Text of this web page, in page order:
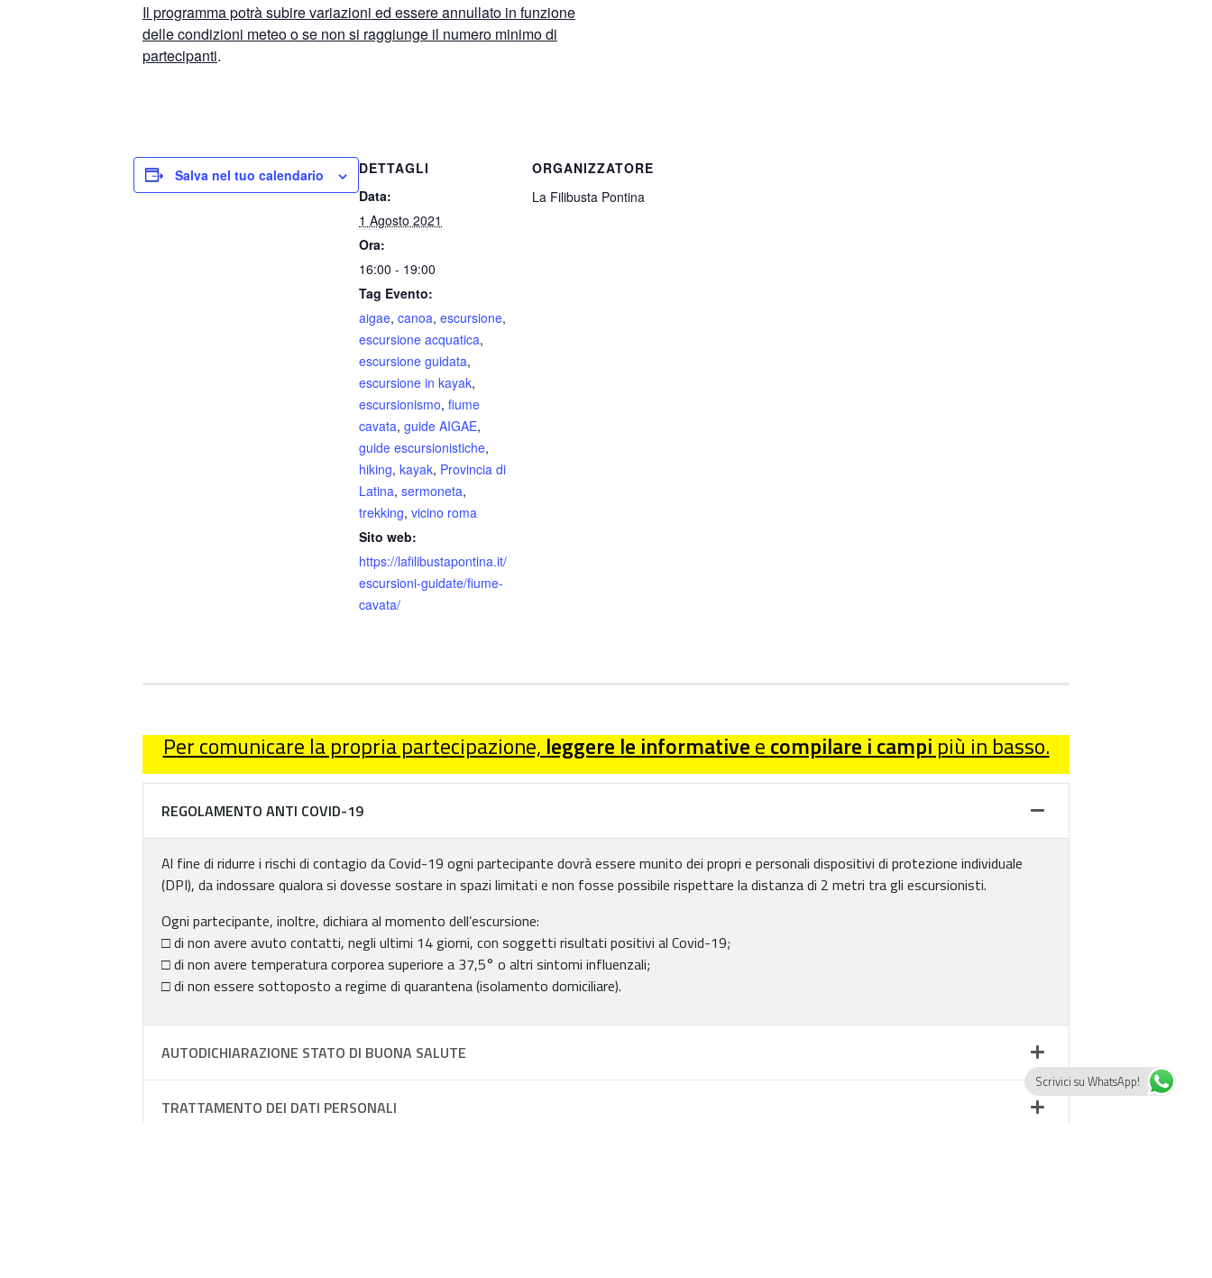
Il programma potrà subire variazioni ed essere annullato in funzione
delle condizioni meteo o se non si raggiunge il numero minimo di
partecipanti.
Salva nel tuo calendario
DETTAGLI
Data:
1 Agosto 2021
Ora:
16:00 - 19:00
Tag Evento:
aigae, canoa, escursione,
escursione acquatica,
escursione guidata,
escursione in kayak,
escursionismo, fiume
cavata, guide AIGAE,
guide escursionistiche,
hiking, kayak, Provincia di
Latina, sermoneta,
trekking, vicino roma
Sito web:
https://lafilibustapontina.it/
escursioni-guidate/fiume-
cavata/
ORGANIZZATORE
La Filibusta Pontina
Per comunicare la propria partecipazione,leggere le informativeecompilare i campipiù in basso.
REGOLAMENTO ANTI COVID-19
Al fine di ridurre i rischi di contagio da Covid-19 ogni partecipante dovrà essere munito dei propri e personali dispositivi di protezione individuale
(DPI), da indossare qualora si dovesse sostare in spazi limitati e non fosse possibile rispettare la distanza di 2 metri tra gli escursionisti.
Ogni partecipante, inoltre, dichiara al momento dell’escursione:
□ di non avere avuto contatti, negli ultimi 14 giorni, con soggetti risultati positivi al Covid-19;
□ di non avere temperatura corporea superiore a 37,5° o altri sintomi influenzali;
□ di non essere sottoposto a regime di quarantena (isolamento domiciliare).
AUTODICHIARAZIONE STATO DI BUONA SALUTE
TRATTAMENTO DEI DATI PERSONALI
Scrivici su WhatsApp!